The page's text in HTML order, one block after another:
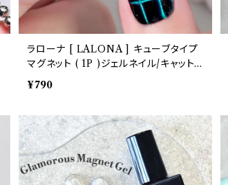
ラローナ [ LALONA ] キューブタイプ
マグネット ( 1P )ジェルネイル/キャット
アイズジェル/猫目/磁石/マグネットネイ
ル/ネイルアート
¥790